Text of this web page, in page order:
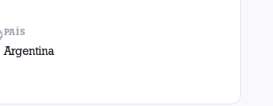
PAÍS
Argentina